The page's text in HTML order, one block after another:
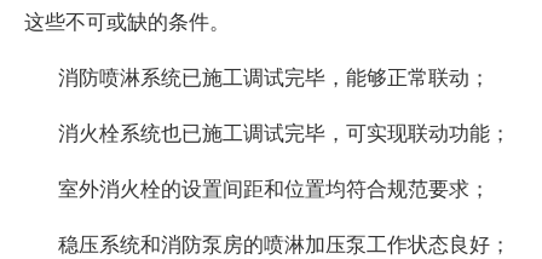
这些不可或缺的条件。
消防喷淋系统已施工调试完毕，能够正常联动；
消火栓系统也已施工调试完毕，可实现联动功能；
室外消火栓的设置间距和位置均符合规范要求；
稳压系统和消防泵房的喷淋加压泵工作状态良好；